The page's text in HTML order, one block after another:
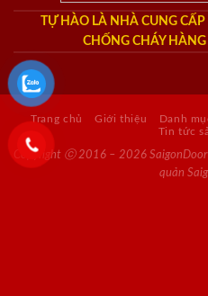
TỰ HÀO LÀ NHÀ CUNG
CHỐNG CHÁY
Trang chủ Giới thiệu Danh
Tin tức
Copyright ⓒ 2016 – 2026
quản